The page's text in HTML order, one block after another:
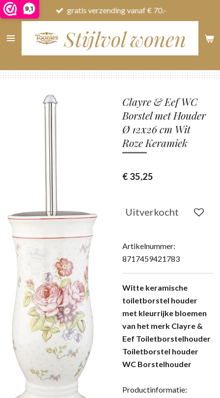
9,1
Ga
direct
naar
Stijlvol wonen
gratis verzending vanaf € 70.-
Clayre & Eef WC
Borstel met Houder
Ø 12x26 cm Wit
Roze Keramiek
€ 35,25
Uitverkocht
Artikelnummer:
8717459421783
Witte keramische
toiletborstel houder
met kleurrijke bloemen
van het merk Clayre &
Eef Toiletborstelhouder
Toiletborstel houder
WC Borstelhouder
Productinformatie: